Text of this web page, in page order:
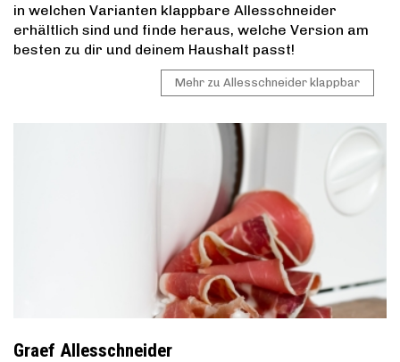
in welchen Varianten klappbare Allesschneider
erhältlich sind und finde heraus, welche Version am
besten zu dir und deinem Haushalt passt!
Mehr zu Allesschneider klappbar
Graef Allesschneider